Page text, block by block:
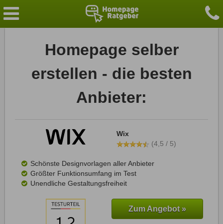
Homepage selber
erstellen - die besten
Anbieter:
Wix
(4,5 / 5)
Schönste Designvorlagen aller Anbieter
Größter Funktionsumfang im Test
Unendliche Gestaltungsfreiheit
Zum Angebot »